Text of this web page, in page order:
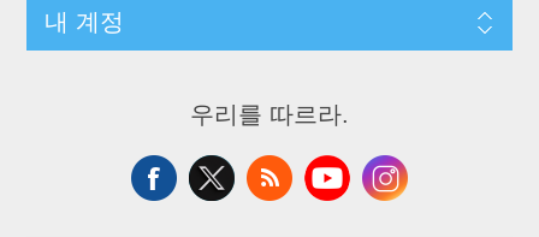
내 계정
우리를 따르라.